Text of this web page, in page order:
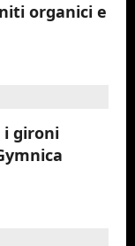
organici e
i gironi